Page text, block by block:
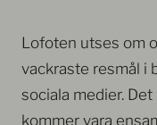
Lofoten utses om
vackraste resmål i
sociala medier.
kommer vara